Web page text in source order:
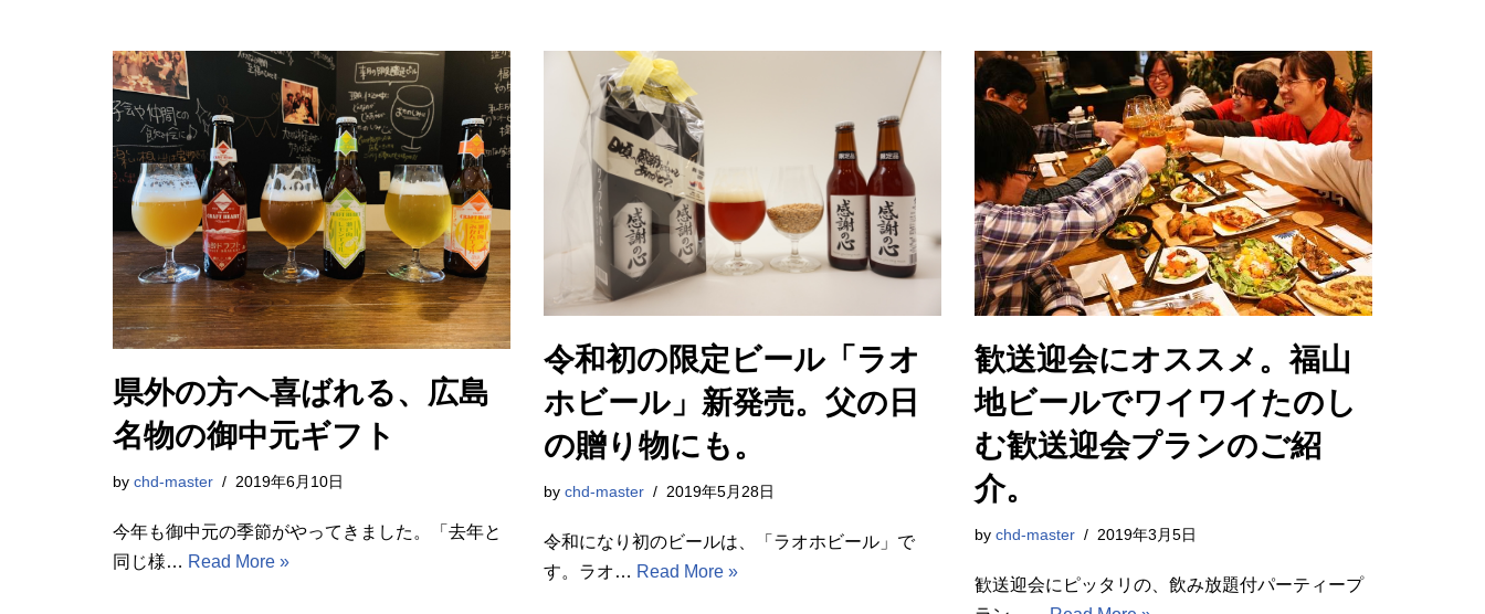
県外の方へ喜ばれる、広島
名物の御中元ギフト
by chd-master 2019年6月10日
今年も御中元の季節がやってきました。「去年と
同じ様… Read More »
令和初の限定ビール「ラオ
ホビール」新発売。父の日
の贈り物にも。
by chd-master 2019年5月28日
令和になり初のビールは、「ラオホビール」で
す。ラオ… Read More »
歓送迎会にオススメ。福山
地ビールでワイワイたのし
む歓送迎会プランのご紹
介。
by chd-master 2019年3月5日
歓送迎会にピッタリの、飲み放題付パーティープ